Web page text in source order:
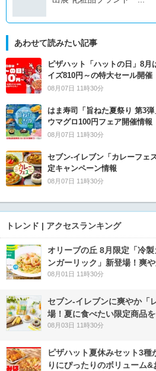
あわせて読みたい記事
ピザハット「ハットの日」8
イズ810円～の特大セール開催
08月07日 11時30分
はま寿司「旨ねた夏祭り 第3
ウマグロ100円フェア開催情報
08月07日 11時30分
セブン‐イレブン「カレーフェ
定キャンペーン情報
08月07日 11時30分
トレンド | アクセスランキング
オリーブの丘 8月限定「冷
ンガーリック」新登場！爽
08月01日 11時30分
セブン‐イレブンに爽やか「
場！夏に食べたい限定商品
08月03日 11時30分
ピザハット夏休みセット3種
りにぴったりのボリューム